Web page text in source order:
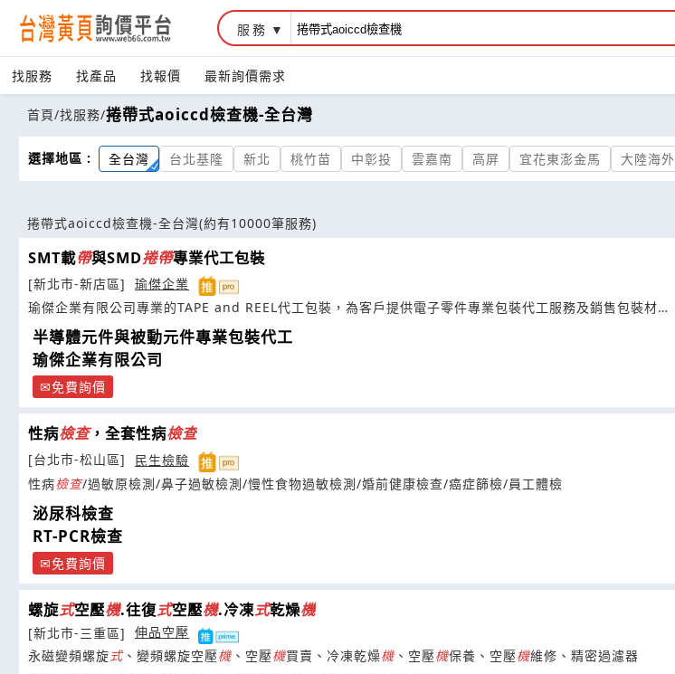
服務
找服務 找產品 找報價 最新詢價需求
首頁/找服務/捲帶式aoiccd檢查機-全台灣
選擇地區 : 全台灣 台北基隆 新北 桃竹苗 中彰投 雲嘉南 高屏 宜花東澎金馬 大陸海外
捲帶式aoiccd檢查機-全台灣(約有10000筆服務)
SMT載帶與SMD捲帶專業代工包裝
[新北市-新店區]
瑜傑企業
瑜傑企業有限公司專業的TAPE and REEL代工包裝，為客戶提供電子零件專業包裝代工服務及銷售包裝材料
如SMD包裝 捲 帶
半導體元件與被動元件專業包裝代工
瑜傑企業有限公司
免費詢價
性病檢查，全套性病檢查
[台北市-松山區]
民生檢驗
性病檢查/過敏原檢測/鼻子過敏檢測/慢性食物過敏檢測/婚前健康檢查/癌症篩檢/員工體檢
泌尿科檢查
RT-PCR檢查
免費詢價
螺旋式空壓機.往復式空壓機.冷凍式乾燥機
[新北市-三重區]
伸品空壓
永磁變頻螺旋式、變頻螺旋空壓機 、空壓機買賣、冷凍乾燥機 、空壓機保養、空壓機維修、精密過濾器